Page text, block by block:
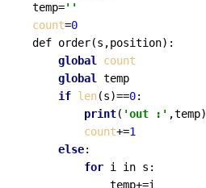
temp=''
count=0
def order(s,position):
global
count
global
temp
if len(s)==0:
print( 'out :' ,temp)
count+=1
else:
for i in s: